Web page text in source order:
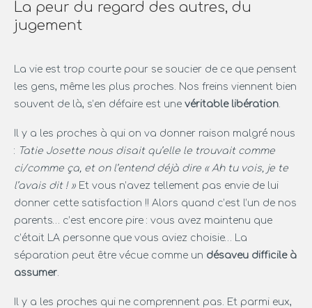
La peur du regard des autres, du
jugement
La vie est trop courte pour se soucier de ce que pensent
les gens, même les plus proches. Nos freins viennent bien
souvent de là, s’en défaire est une véritable libération.
Il y a les proches à qui on va donner raison malgré nous
: Tatie Josette nous disait qu’elle le trouvait comme
ci/comme ça, et on l’entend déjà dire « Ah tu vois, je te
l’avais dit ! » Et vous n’avez tellement pas envie de lui
donner cette satisfaction !! Alors quand c’est l’un de nos
parents… c’est encore pire : vous avez maintenu que
c’était LA personne que vous aviez choisie… La
séparation peut être vécue comme un désaveu difficile à
assumer.
Il y a les proches qui ne comprennent pas. Et parmi eux,